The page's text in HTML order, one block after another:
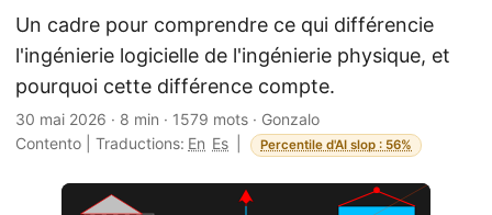
Un cadre pour comprendre ce qui différencie
l'ingénierie logicielle de l'ingénierie physique, et
pourquoi cette différence compte.
30 mai 2026 · 8 min · 1579 mots · Gonzalo
Contento
Traductions: En Es Percentile d'AI slop : 56%